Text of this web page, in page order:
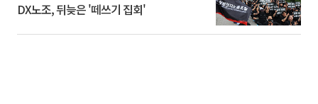
DX노조, 뒤늦은 '떼쓰기 집회'